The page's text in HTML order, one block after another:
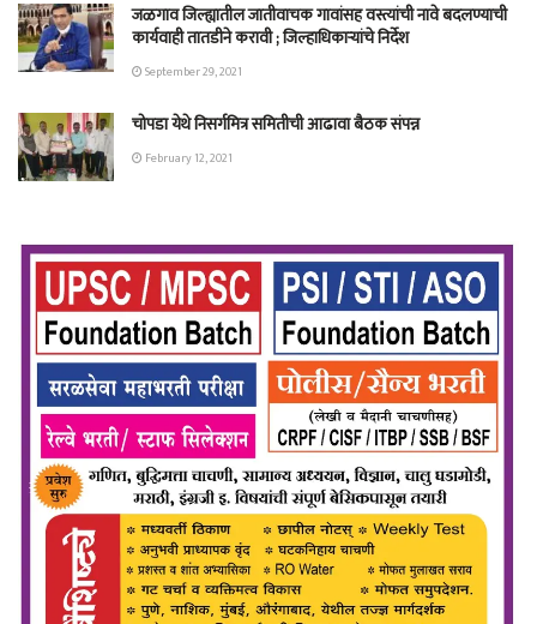
जळगाव जिल्ह्यातील जातीवाचक गावांसह वस्त्यांची नावे बदलण्याची
कार्यवाही तातडीने करावी ; जिल्हाधिकाऱ्यांचे निर्देश
September 29, 2021
चोपडा येथे निसर्गमित्र समितीची आढावा बैठक संपन्न
February 12, 2021